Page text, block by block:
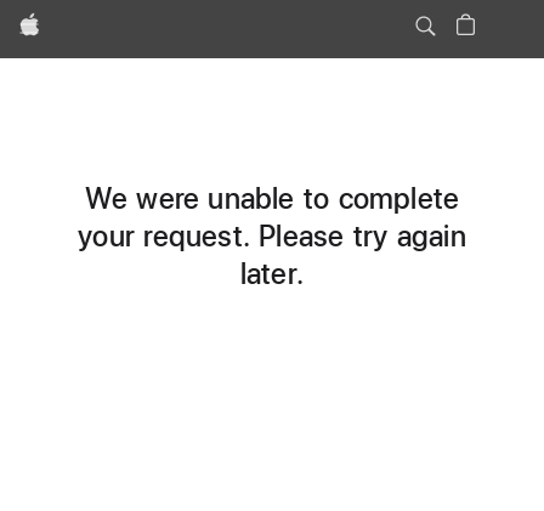
Apple
We were unable to complete
your request. Please try again
later.